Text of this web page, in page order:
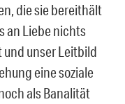
die sie bereithält
an Liebe nichts
und unser Leitbild
eine soziale
als Banalität